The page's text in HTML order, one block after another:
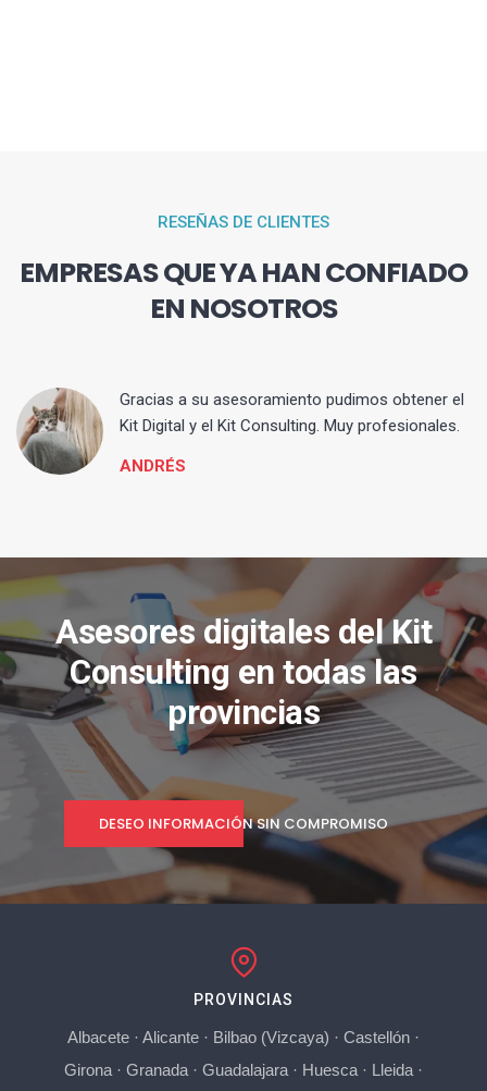
RESEÑAS DE CLIENTES
EMPRESAS QUE YA HAN CONFIADO
EN NOSOTROS
Gracias a su asesoramiento pudimos obtener el
Kit Digital y el Kit Consulting. Muy profesionales.
ANDRÉS
Asesores digitales del Kit
Consulting en todas las
provincias
DESEO INFORMACIÓN SIN COMPROMISO
PROVINCIAS
Albacete· Alicante· Bilbao (Vizcaya) · Castellón·
Girona· Granada· Guadalajara· Huesca· Lleida·